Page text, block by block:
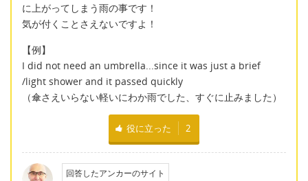
に上がってしまう雨の事です！
気が付くことさえないですよ！
【例】
I did not need an umbrella...since it was just a brief
/light shower and it passed quickly
（傘さえいらない軽いにわか雨でした、すぐに止みました）
役に立った 2
回答したアンカーのサイト